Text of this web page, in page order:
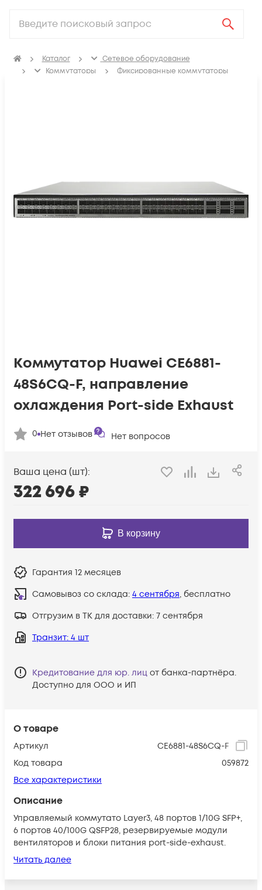
Каталог
Сетевое оборудование
Коммутаторы
Фиксированные коммутаторы
О товаре
Артикул
CE6881-48S6CQ-F
Код товара
059872
Все характеристики
Описание
Управляемый коммутато Layer3, 48 портов 1/10G SFP+,
6 портов 40/100G QSFP28, резервируемые модули
вентиляторов и блоки питания port-side-exhaust.
Читать далее
Коммутатор Huawei CE6881-
48S6CQ-F, направление
охлаждения Port-side Exhaust
0 Нет отзывов Нет вопросов
Ваша цена (шт):
322 696₽
В корзину
Гарантия 12 месяцев
Самовывоз со склада: 4 сентября, бесплатно
Отгрузим в ТК для доставки: 7 сентября
Транзит: 4 шт
Кредитование для юр. лиц от банка-партнёра.
Доступно для ООО и ИП